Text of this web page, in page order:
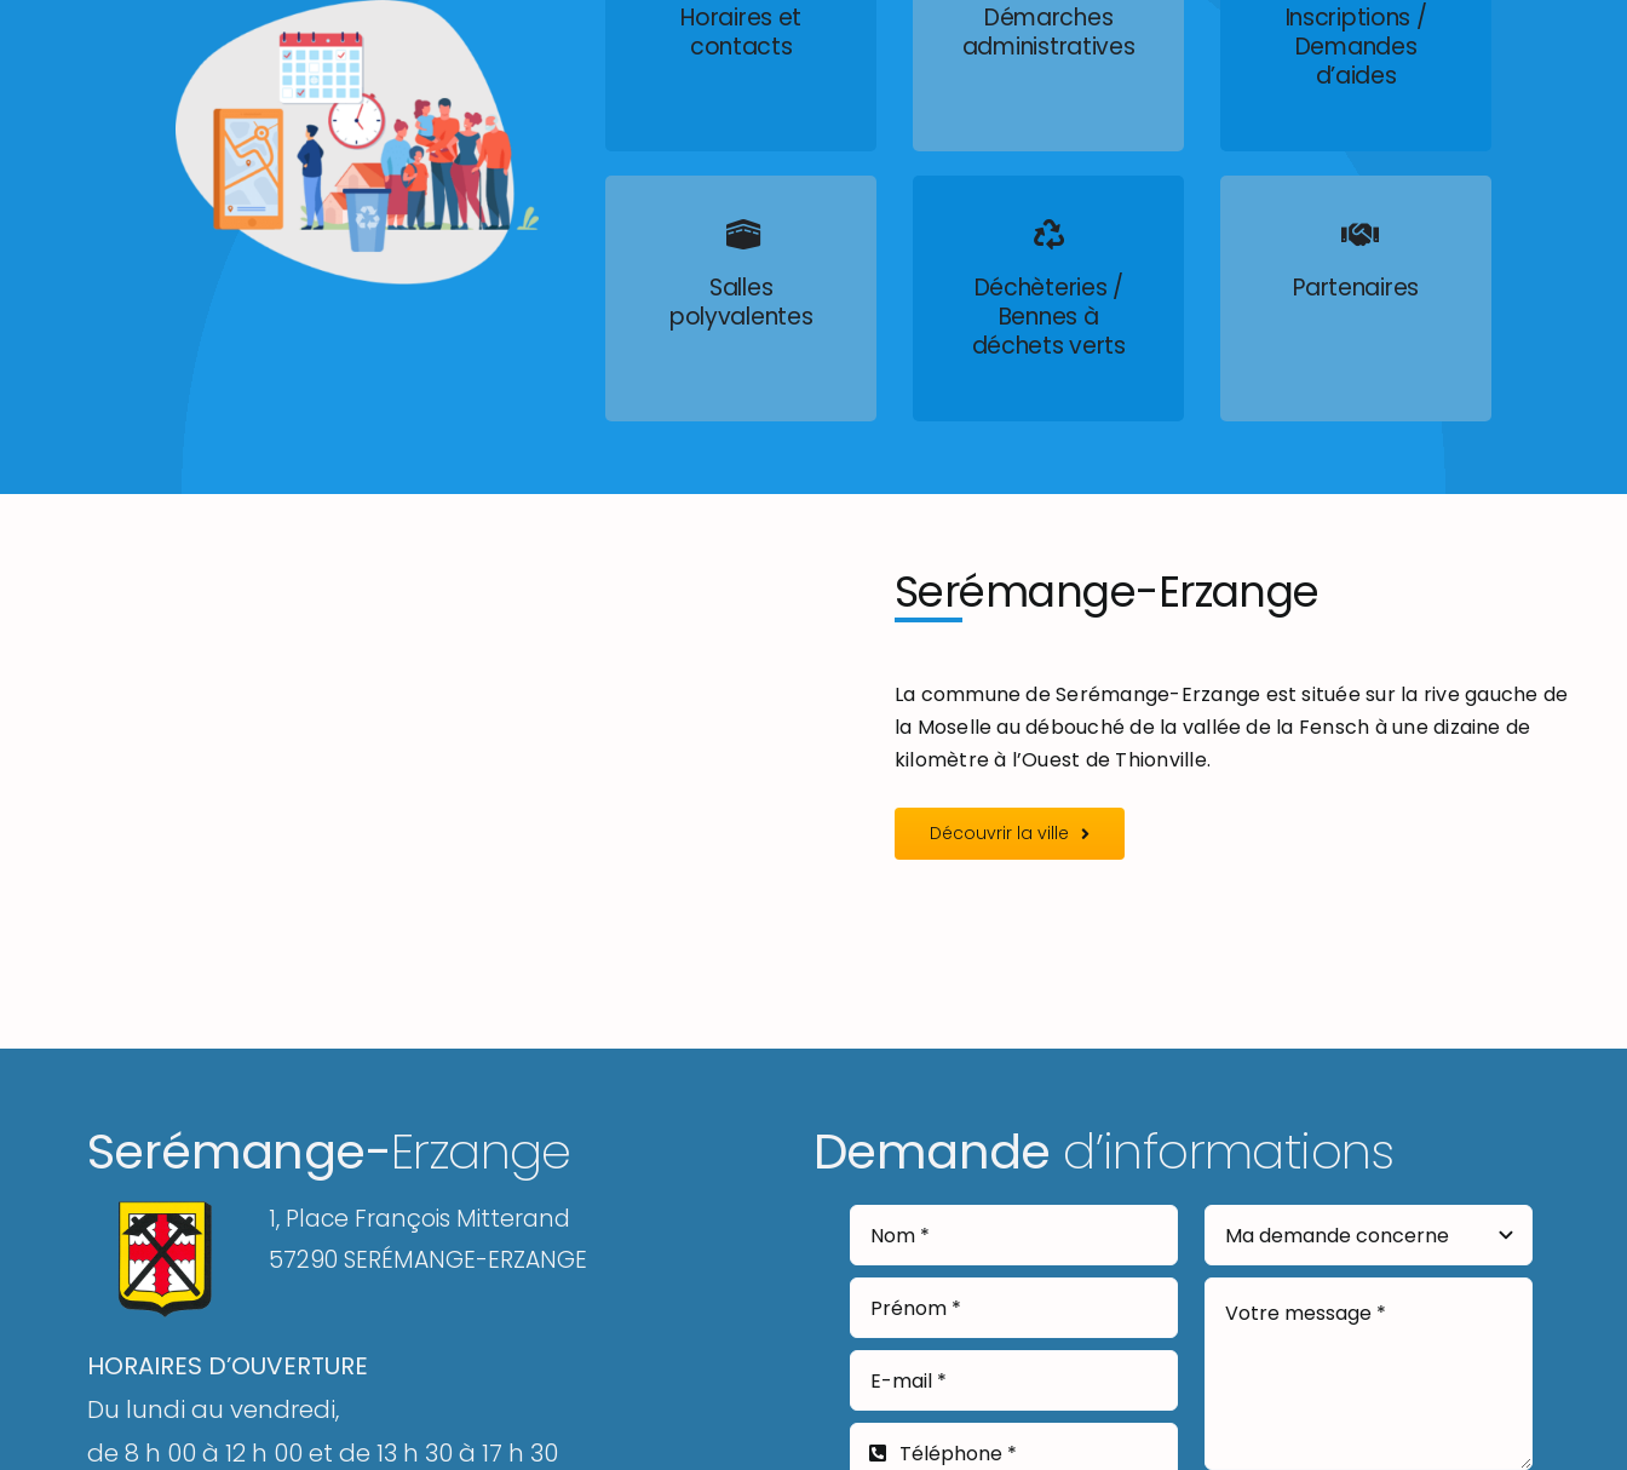
Horaires et
contacts
Démarches
administratives
Inscriptions /
Demandes
d’aides
Salles
polyvalentes
Déchèteries /
Bennes à
déchets verts
Partenaires
Serémange-Erzange
La commune de Serémange-Erzange est située sur la rive gauche de
la Moselle au débouché de la vallée de la Fensch à une dizaine de
kilomètre à l’Ouest de Thionville.
Découvrir la ville
Serémange-Erzange
1, Place François Mitterand
57290 SERÉMANGE-ERZANGE
HORAIRES D’OUVERTURE
Du lundi au vendredi,
de 8 h 00 à 12 h 00 et de 13 h 30 à 17 h 30
Demande d’informations